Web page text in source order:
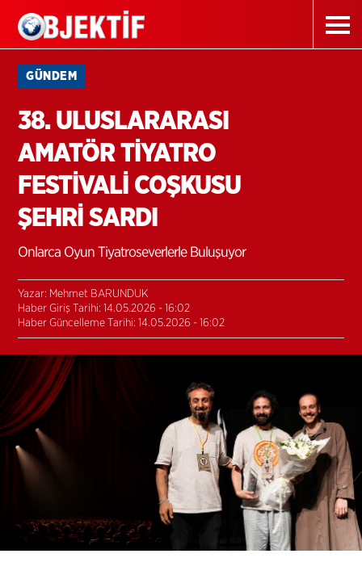
GÜNDEM
38. ULUSLARARASI
AMATÖR TİYATRO
FESTİVALİ COŞKUSU
ŞEHRİ SARDI
Onlarca Oyun Tiyatroseverlerle Buluşuyor
Yazar: Mehmet BARUNDUK
Haber Giriş Tarihi: 14.05.2026 - 16:02
Haber Güncelleme Tarihi: 14.05.2026 - 16:02